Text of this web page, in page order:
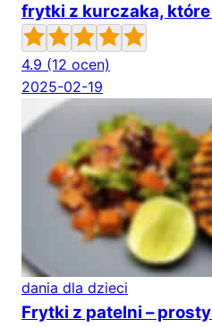
frytki z kurczaka,
4.9 (12 ocen)
2025-02-19
dania dla dzieci
Frytki z patelni –